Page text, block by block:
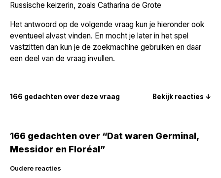
Russische keizerin, zoals Catharina de Grote
Het antwoord op de volgende vraag kun je hieronder ook
eventueel alvast vinden. En mocht je later in het spel
vastzitten dan kun je de zoekmachine gebruiken en daar
een deel van de vraag invullen.
166 gedachten over deze vraag Bekijk reacties ↓
166 gedachten over “Dat waren Germinal,
Messidor en Floréal”
Reacties
Oudere reacties